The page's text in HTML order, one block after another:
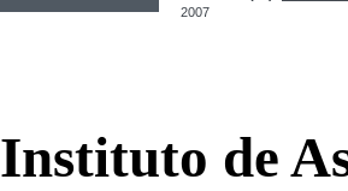
2007
Instituto de